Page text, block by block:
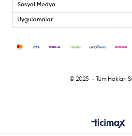
Sosyal Medya
Uygulamalar
© 2025 - Tüm Hakları